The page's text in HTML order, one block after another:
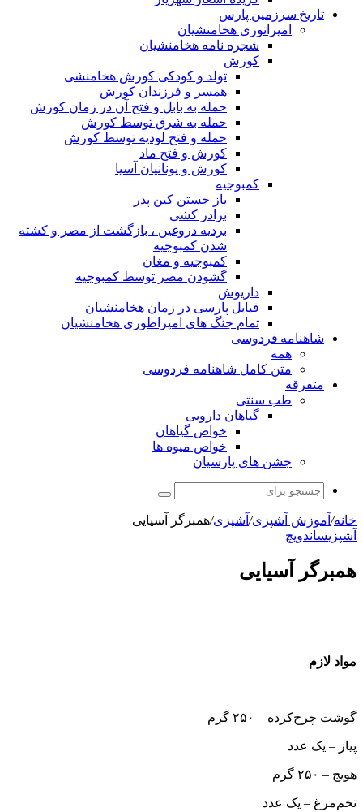
تاریخ سرزمین پارس
امپراتوری هخامنشیان
شجره نامه هخامنشیان
کورش
تولد و کودکی کورش هخامنشی
همسر و فرزندان کورش
حمله به بابل و فتح آن در زمان کورش
حمله به شرق توسط کورش
حمله و فتح لودیه توسط کورش
کورش و فتح ماد
کورش و یونانیان آسیا
کمبوجیه
باز جستن کین پدر
برادر کشی
بردیه دروغین ، بازگشت از مصر و کشته
شدن کمبوجیه
کمبوجیه و مغان
گشودن مصر توسط کمبوجیه
داریوش
قبایل پارسی در زمان هخامنشیان
تمام جنگ های امپراطوری هخامنشیان
شاهنامه فردوسی
همه
متن کامل شاهنامه فردوسی
متفرقه
طب سنتی
گیاهان دارویی
خواص گیاهان
خواص میوه ها
جشن های پارسیان
جستجو
برای
خانه/ آموزش آشپزی/ آشپزی/همبرگر آسیایی
آشپزیساندویچ
همبرگر آسیایی
مواد لازم
گوشت چرخ‌کرده – ۲۵۰ گرم
پیاز – یک عدد
هویج – ۲۵۰ گرم
تخم‌مرغ – یک عدد